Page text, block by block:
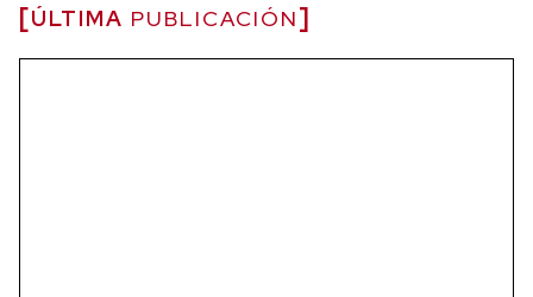
ÚLTIMA PUBLICACIÓN